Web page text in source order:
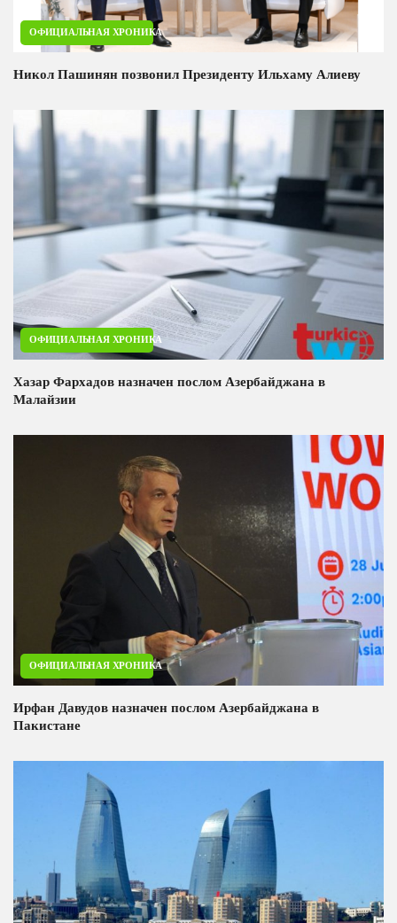
ОФИЦИАЛЬНАЯ ХРОНИКА
Никол Пашинян позвонил Президенту Ильхаму Алиеву
ОФИЦИАЛЬНАЯ ХРОНИКА
Хазар Фархадов назначен послом Азербайджана в
Малайзии
ОФИЦИАЛЬНАЯ ХРОНИКА
Ирфан Давудов назначен послом Азербайджана в
Пакистане